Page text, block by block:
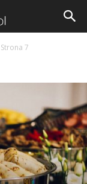
Strona 7